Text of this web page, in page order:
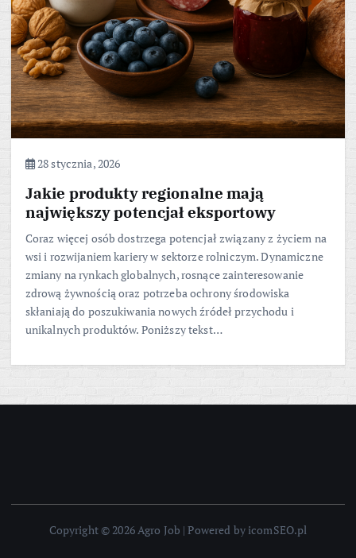
28 stycznia, 2026
Jakie produkty regionalne mają
największy potencjał eksportowy
Coraz więcej osób dostrzega potencjał związany z życiem na
wsi i rozwijaniem kariery w sektorze rolniczym. Dynamiczne
zmiany na rynkach globalnych, rosnące zainteresowanie
zdrową żywnością oraz potrzeba ochrony środowiska
skłaniają do poszukiwania nowych źródeł przychodu i
unikalnych produktów. Poniższy tekst…
Copyright © 2026 Agro Job | Powered by icomSEO.pl